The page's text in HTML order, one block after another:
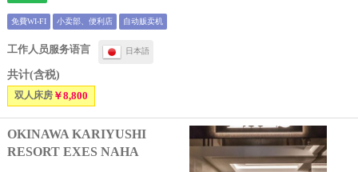
免費WI-FI 小卖部、便利店 自动贩卖机
工作人员服务语言 日本語
共计(含税)
双人床房￥8,800
OKINAWA KARIYUSHI
RESORT EXES NAHA